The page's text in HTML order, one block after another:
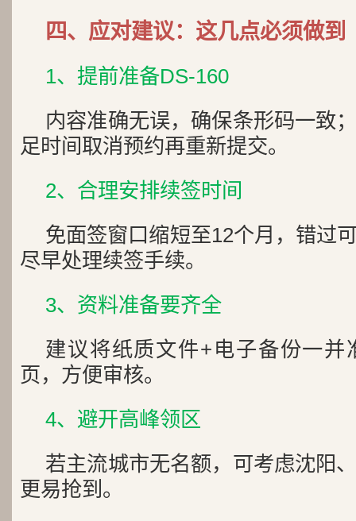
四、应对建议：这几点必须做到
1、提前准备DS-160
内容准确无误，确保条形码一致
足时间取消预约再重新提交。
2、合理安排续签时间
免面签窗口缩短至12个月，错过
尽早处理续签手续。
3、资料准备要齐全
建议将纸质文件+电子备份一并
页，方便审核。
4、避开高峰领区
若主流城市无名额，可考虑沈阳
更易抢到。